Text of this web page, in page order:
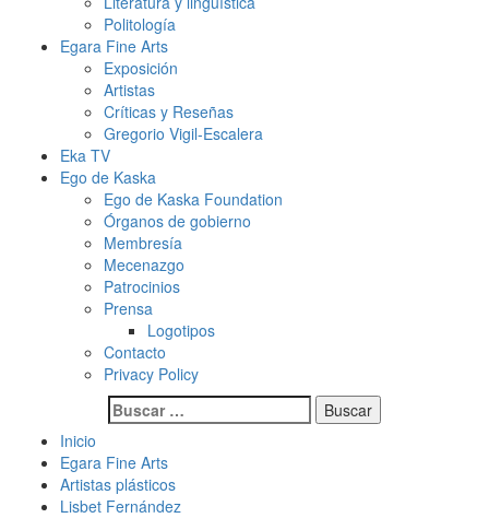
Politología
Egara Fine Arts
Exposición
Artistas
Críticas y Reseñas
Gregorio Vigil-Escalera
Eka TV
Ego de Kaska
Ego de Kaska Foundation
Órganos de gobierno
Membresía
Mecenazgo
Patrocinios
Prensa
Logotipos
Contacto
Privacy Policy
Buscar:
Inicio
Egara Fine Arts
Artistas plásticos
Lisbet Fernández